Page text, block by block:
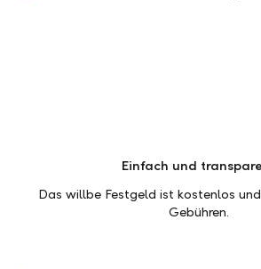
Einfach und
Das willbe Festgeld ist kostenlos
Gebühren.